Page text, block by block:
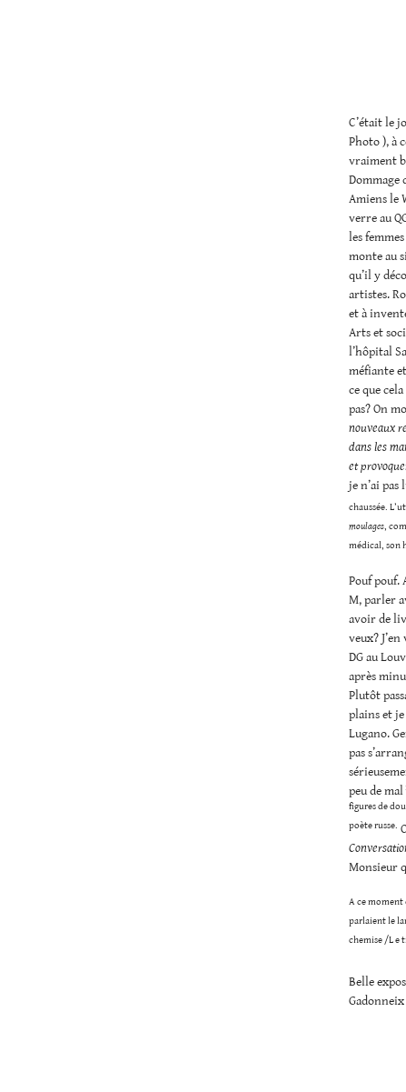
C’était le
Photo ), à
vraiment
Dommage
Amiens le
verre au
les
monte au
qu’il y
artistes.
et à
Arts et
l’hôpital
méfiante
ce que
pas? On
nouveaux
dans les
et
je n’ai pas
chaussée.
moulages,
médical, son
Pouf pouf.
M, parler
avoir de
veux?
DG au
après
Plutôt
plains et
Lugano.
pas
peu de mal
figures de
poète russe.
Monsieur
A ce moment
parlaient le
chemise /L e
Belle
Gadonneix